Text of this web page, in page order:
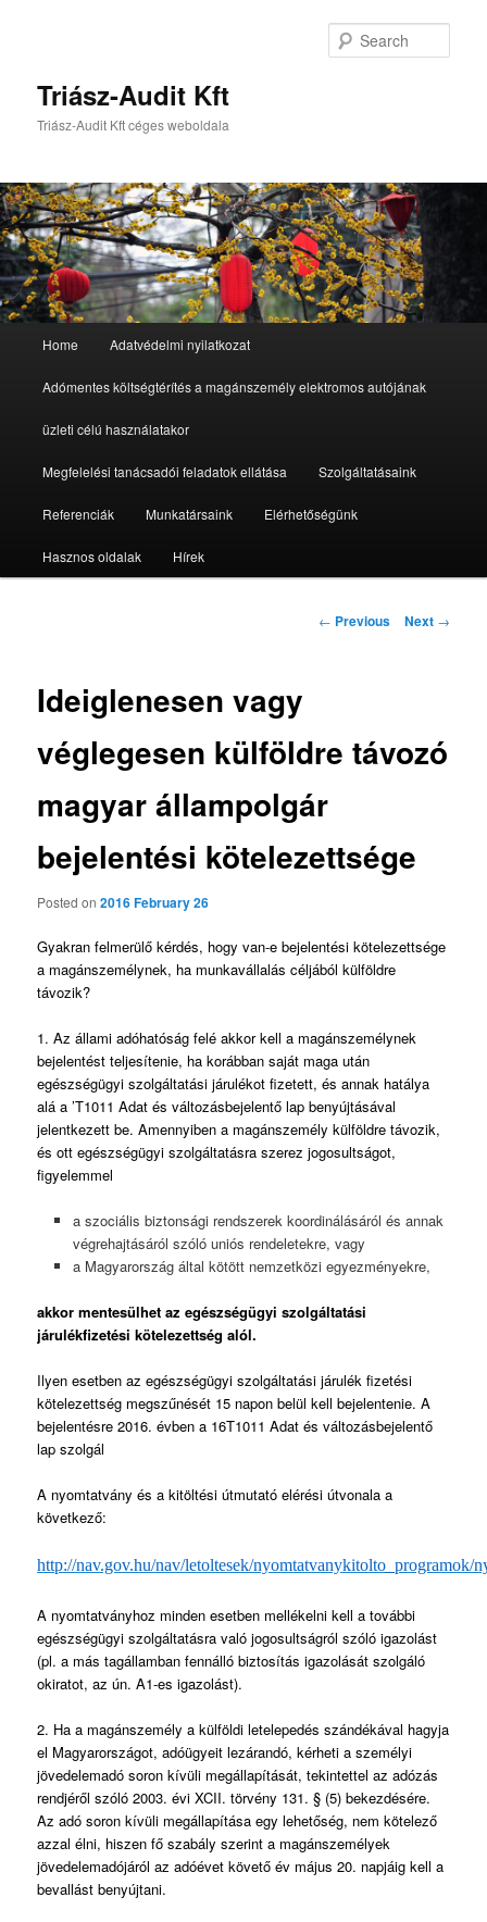
Triász-Audit Kft
Triász-Audit Kft céges weboldala
Skip
to
primary
content
Skip
to
secondary
content
Home Adatvédelmi nyilatkozat
Adómentes költségtérítés a magánszemély elektromos autójának
üzleti célú használatakor
Megfelelési tanácsadói feladatok ellátása Szolgáltatásaink
Referenciák Munkatársaink Elérhetőségünk
Hasznos oldalak Hírek
Post
← Previous Next →
Ideiglenesen vagy
véglegesen külföldre távozó
magyar állampolgár
bejelentési kötelezettsége
Posted on2016 February 26
Gyakran felmerülő kérdés, hogy van-e bejelentési kötelezettsége
a magánszemélynek, ha munkavállalás céljából külföldre
távozik?
1. Az állami adóhatóság felé akkor kell a magánszemélynek
bejelentést teljesítenie, ha korábban saját maga után
egészségügyi szolgáltatási járulékot fizetett, és annak hatálya
alá a ’T1011 Adat és változásbejelentő lap benyújtásával
jelentkezett be.Amennyiben a magánszemély külföldre távozik,
és ott egészségügyi szolgáltatásra szerez jogosultságot,
figyelemmel
a szociális biztonsági rendszerek koordinálásáról és annak
végrehajtásáról szóló uniós rendeletekre, vagy
a Magyarország által kötött nemzetközi egyezményekre,
akkor mentesülhet az egészségügyi szolgáltatási
járulékfizetési kötelezettség alól.
Ilyen esetben az egészségügyi szolgáltatási járulék fizetési
kötelezettség megszűnését 15 napon belül kell bejelentenie. A
bejelentésre 2016. évben a 16T1011 Adat és változásbejelentő
lap szolgál
A nyomtatvány és a kitöltési útmutató elérési útvonala a
következő:
http://nav.gov.hu/nav/letoltesek/
A nyomtatványhoz minden esetben mellékelni kell a további
egészségügyi szolgáltatásra való jogosultságról szóló igazolást
(pl. a más tagállamban fennálló biztosítás igazolását szolgáló
okiratot, az ún. A1-es igazolást).
2. Ha a magánszemély a külföldi letelepedés szándékával hagyja
el Magyarországot, adóügyeit lezárandó, kérheti a személyi
jövedelemadó soron kívüli megállapítását, tekintettel az adózás
rendjéről szóló 2003. évi XCII. törvény 131. § (5) bekezdésére.
Az adó soron kívüli megállapítása egy lehetőség, nem kötelező
azzal élni, hiszen fő szabály szerint a magánszemélyek
jövedelemadójáról az adóévet követő év május 20. napjáig kell a
bevallást benyújtani.